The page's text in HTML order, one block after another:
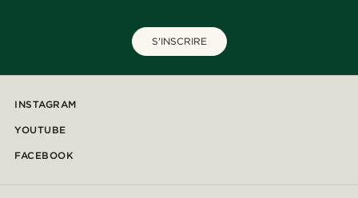
S'INSCRIRE
INSTAGRAM
YOUTUBE
FACEBOOK